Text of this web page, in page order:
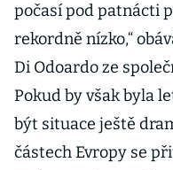
počasí pod patnácti
rekordně nízko,“
Di Odoardo ze
Pokud by však byla
být situace ještě
částech Evropy se